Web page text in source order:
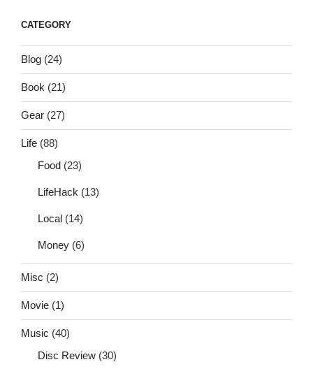
CATEGORY
Blog (24)
Book (21)
Gear (27)
Life (88)
Food (23)
LifeHack (13)
Local (14)
Money (6)
Misc (2)
Movie (1)
Music (40)
Disc Review (30)